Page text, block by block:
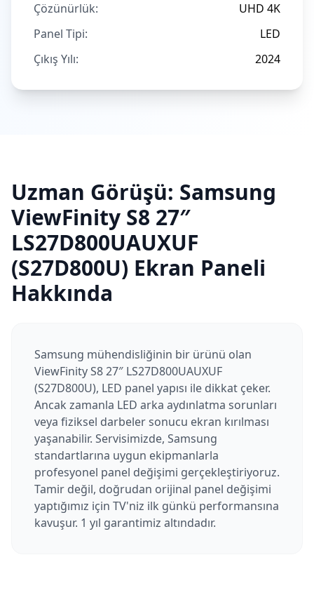
Çözünürlük:
UHD 4K
Panel Tipi:
LED
Çıkış Yılı:
2024
Uzman Görüşü: Samsung
ViewFinity S8 27″
LS27D800UAUXUF
(S27D800U) Ekran Paneli
Hakkında
Samsung mühendisliğinin bir ürünü olan
ViewFinity S8 27″ LS27D800UAUXUF
(S27D800U), LED panel yapısı ile dikkat çeker.
Ancak zamanla LED arka aydınlatma sorunları
veya fiziksel darbeler sonucu ekran kırılması
yaşanabilir. Servisimizde, Samsung
standartlarına uygun ekipmanlarla
profesyonel panel değişimi gerçekleştiriyoruz.
Tamir değil, doğrudan orijinal panel değişimi
yaptığımız için TV'niz ilk günkü performansına
kavuşur. 1 yıl garantimiz altındadır.